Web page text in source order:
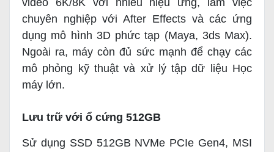
chuyên nghiệp với After Effects và các ứng
dụng mô hình 3D phức tạp (Maya, 3ds Max).
Ngoài ra, máy còn đủ sức mạnh để chạy các
mô phỏng kỹ thuật và xử lý tập dữ liệu Học
máy lớn.
Lưu trữ với ổ cứng 512GB
Sử dụng SSD 512GB NVMe PCIe Gen4, MSI